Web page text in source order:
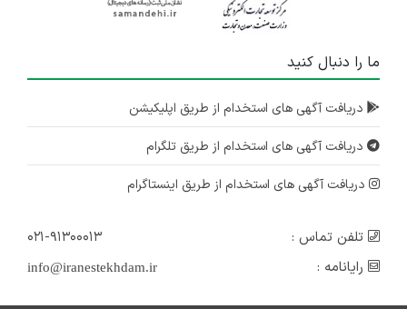
ما را دنبال کنید
دریافت آگهی های استخدام از طریق اپلیکیشن
دریافت آگهی های استخدام از طریق تلگرام
دریافت آگهی های استخدام از طریق اینستاگرام
تلفن تماس :
۰۲۱-۹۱۳۰۰۰۱۳
رایانامه :
info@iranestekhdam.ir